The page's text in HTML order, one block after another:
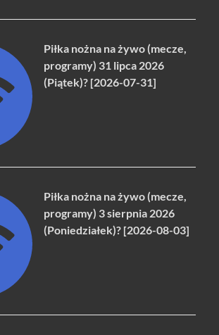
Piłka nożna na żywo (mecze,
programy) 31 lipca 2026
(Piątek)? [2026-07-31]
Piłka nożna na żywo (mecze,
programy) 3 sierpnia 2026
(Poniedziałek)? [2026-08-03]